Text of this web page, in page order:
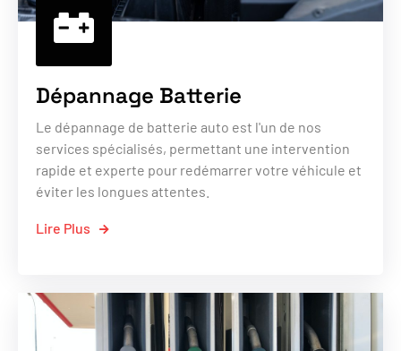
Dépannage Batterie
Le dépannage de batterie auto est l'un de nos
services spécialisés, permettant une intervention
rapide et experte pour redémarrer votre véhicule et
éviter les longues attentes.
Lire Plus